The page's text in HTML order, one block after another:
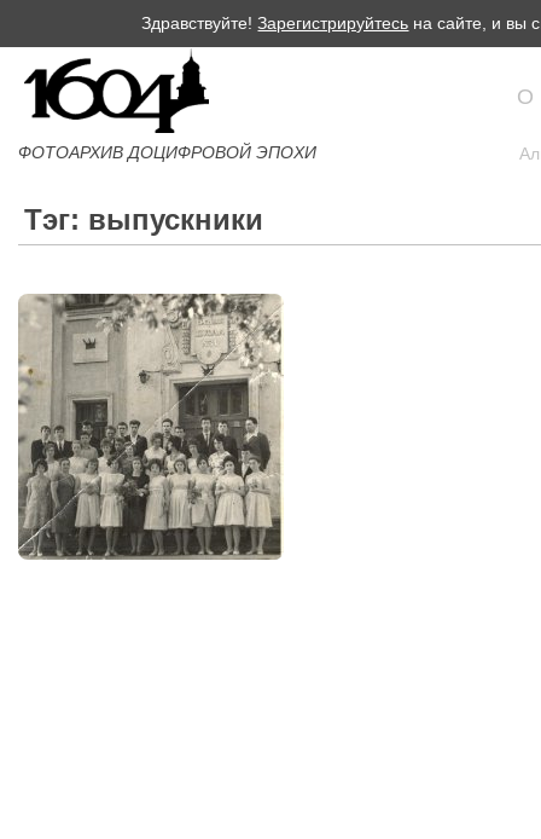
Здравствуйте!Зарегистрируйтесь на сайте, и вы
ФОТОАРХИВ ДОЦИФРОВОЙ ЭПОХИ
О
Тэг: выпускники